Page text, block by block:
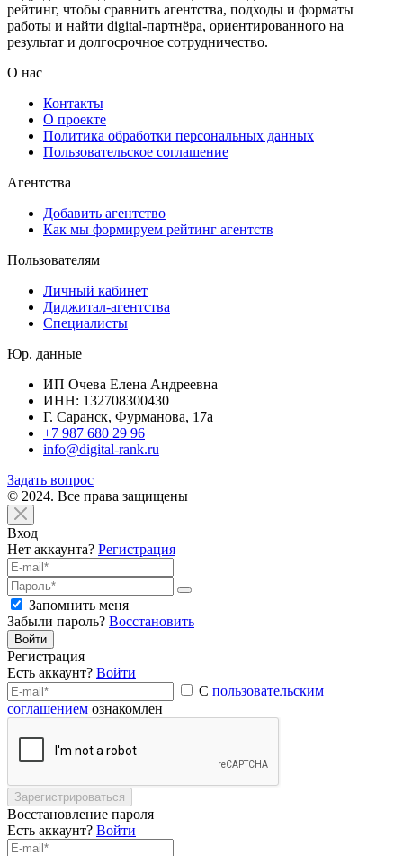
рейтинг, чтобы сравнить агентства, подходы и форматы
работы и найти digital-партнёра, ориентированного на
результат и долгосрочное сотрудничество.
О нас
Контакты
О проекте
Политика обработки персональных данных
Пользовательское соглашение
Агентства
Добавить агентство
Как мы формируем рейтинг агентств
Пользователям
Личный кабинет
Диджитал-агентства
Специалисты
Юр. данные
ИП Очева Елена Андреевна
ИНН: 132708300430
Г. Саранск, Фурманова, 17а
+7 987 680 29 96
info@digital-rank.ru
Задать вопрос
© 2024. Все права защищены
Вход
Нет аккаунта? Регистрация
Запомнить меня
Забыли пароль? Восстановить
Войти
Регистрация
Есть аккаунт? Войти
С пользовательским
соглашением ознакомлен
Зарегистрироваться
Восстановление пароля
Есть аккаунт? Войти